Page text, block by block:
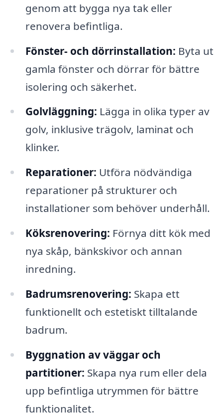
genom att bygga nya tak eller
renovera befintliga.
Fönster- och dörrinstallation: Byta ut
gamla fönster och dörrar för bättre
isolering och säkerhet.
Golvläggning: Lägga in olika typer av
golv, inklusive trägolv, laminat och
klinker.
Reparationer: Utföra nödvändiga
reparationer på strukturer och
installationer som behöver underhåll.
Köksrenovering: Förnya ditt kök med
nya skåp, bänkskivor och annan
inredning.
Badrumsrenovering: Skapa ett
funktionellt och estetiskt tilltalande
badrum.
Byggnation av väggar och
partitioner: Skapa nya rum eller dela
upp befintliga utrymmen för bättre
funktionalitet.